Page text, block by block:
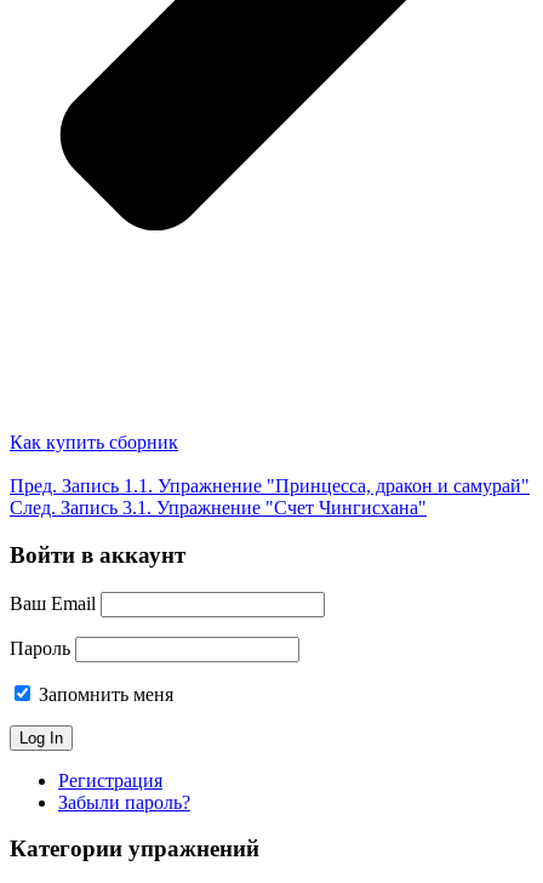
Как купить сборник
Пред. Запись 1.1. Упражнение "Принцесса, дракон и самурай"
След. Запись 3.1. Упражнение "Счет Чингисхана"
Войти в аккаунт
Ваш Email
Пароль
Запомнить меня
Регистрация
Забыли пароль?
Категории упражнений